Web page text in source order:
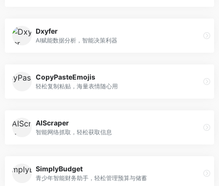
Dxyfer
AI赋能数据分析，智能决策利器
CopyPasteEmojis
轻松复制粘贴，海量表情随心用
AIScraper
智能网络抓取，轻松获取信息
SimplyBudget
青少年智能财务助手，轻松管理预算与储蓄